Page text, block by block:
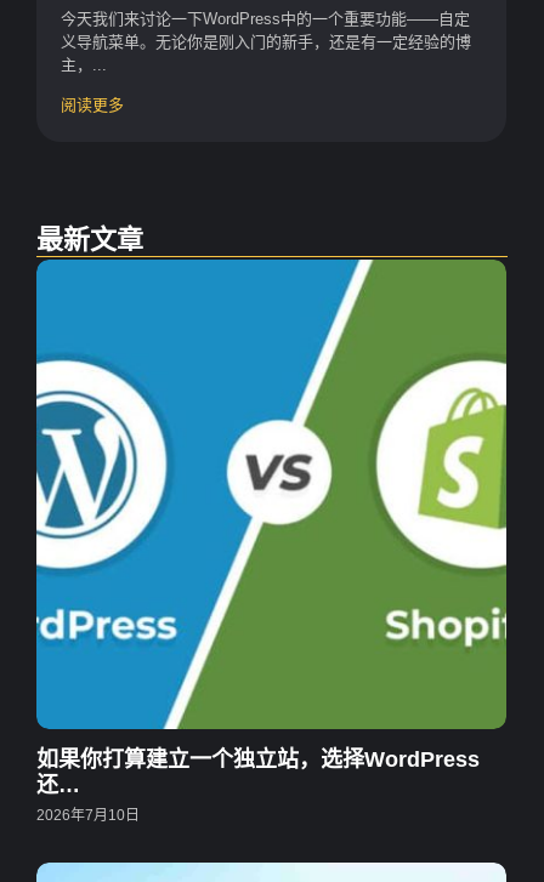
今天我们来讨论一下WordPress中的一个重要功能——自定
义导航菜单。无论你是刚入门的新手，还是有一定经验的博
主，...
阅读更多
最新文章
如果你打算建立一个独立站，选择WordPress
还…
2026年7月10日